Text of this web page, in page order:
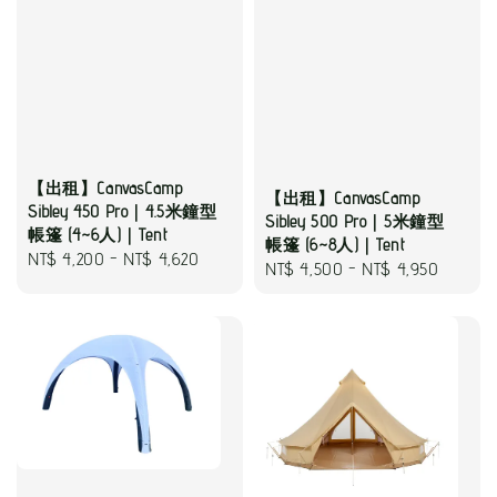
【出租】CanvasCamp
Sibley 450 Pro｜4.5米鐘型
帳篷 (4~6人)｜Tent
Regular
NT$ 4,200 - NT$ 4,620
【出租】CanvasCamp
Sibley 500 Pro｜5米鐘型
帳篷 (6~8人)｜Tent
Regular
NT$ 4,500 - NT$ 4,950